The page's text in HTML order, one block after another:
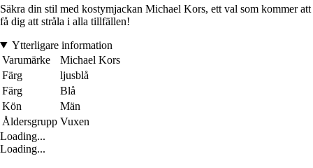
Säkra din stil med kostymjackan Michael Kors, ett val som kommer att
få dig att stråla i alla tillfällen!
Ytterligare information
Varumärke
Michael Kors
Färg
ljusblå
Färg
Blå
Kön
Män
Åldersgrupp Vuxen
Loading...
Loading...